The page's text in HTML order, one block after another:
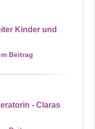
Kinder und
Beitrag
- Claras